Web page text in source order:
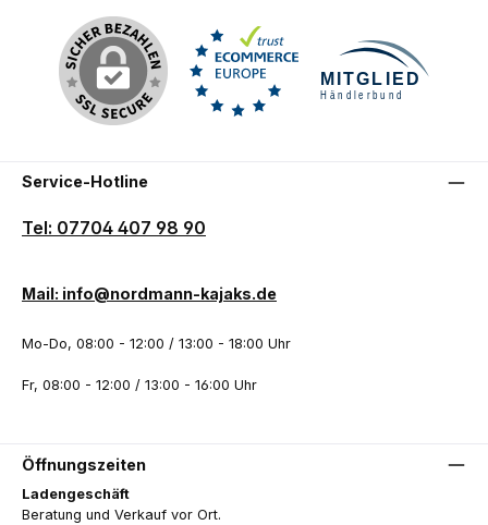
Service-Hotline
Tel: 07704 407 98 90
Mail: info@nordmann-kajaks.de
Mo-Do, 08:00 - 12:00 / 13:00 - 18:00 Uhr
Fr, 08:00 - 12:00 / 13:00 - 16:00 Uhr
Öffnungszeiten
Ladengeschäft
Beratung und Verkauf vor Ort.